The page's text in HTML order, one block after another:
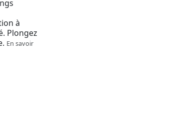
à
Plongez
En savoir